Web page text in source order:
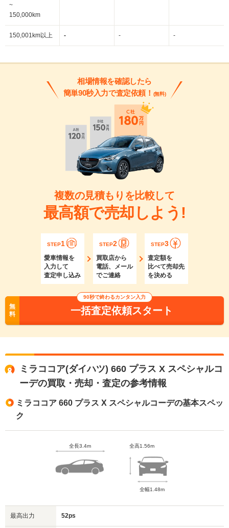
~
150,000km
150,001km以上 - - -
相場情報を確認したら
簡単90秒入力で査定依頼！ (無料)
複数の見積もりを比較して
最高額で売却しよう!
STEP1
愛車情報を
入力して
査定申し込み
STEP2
買取店から
電話、メール
でご連絡
STEP3
査定額を
比べて売却先
を決める
無
料
90秒で終わるカンタン入力
一括査定依頼スタート
ミラココア(ダイハツ) 660 プラス X スペシャルコ
ーデの買取・売却・査定の参考情報
ミラココア 660 プラス X スペシャルコーデの基本スペッ
ク
全長3.4m 全高1.56m
全幅1.48m
最高出力 52ps